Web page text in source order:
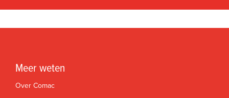
Meer weten
Over Comac